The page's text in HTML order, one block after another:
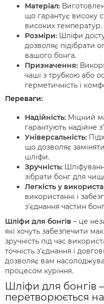
Матеріал:
що гарантує високу
високих температур.
Розміри: Шліфи
дозволяє підібрати
вашого бонга.
Призначення:
чаші з трубкою або
герметичність і
Переваги:
Надійність: Міцний
гарантують надійне
Універсальність:
що дозволяє
шліфи.
Зручність:
зібрати бонг для
Легкість у
використанні і
з'єднання частин
Шліфи для бонгів – це
які хочуть забезпечити
зручність під час
точність з’єднання і
дозволяє вам
процесом куріння.
Шліфи для бонгів
перетворюється